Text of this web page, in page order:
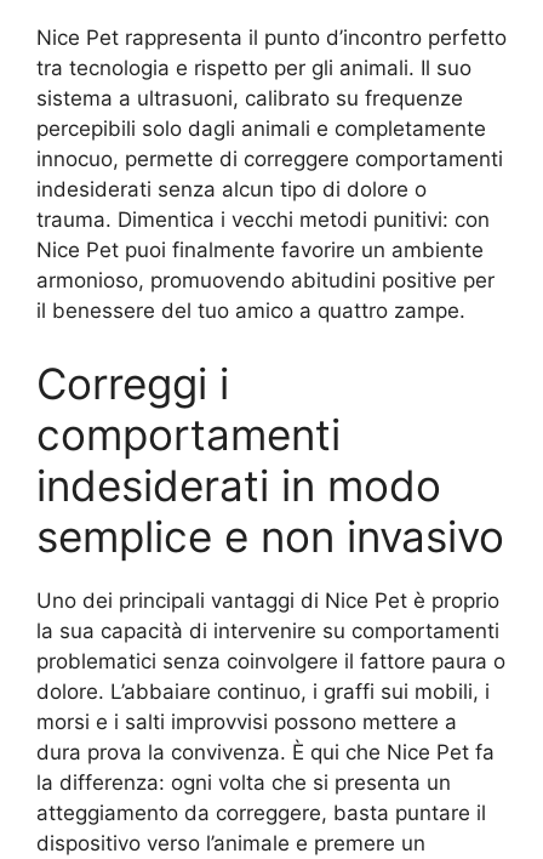
Nice Pet rappresenta il punto d’incontro perfetto
tra tecnologia e rispetto per gli animali. Il suo
sistema a ultrasuoni, calibrato su frequenze
percepibili solo dagli animali e completamente
innocuo, permette di correggere comportamenti
indesiderati senza alcun tipo di dolore o
trauma. Dimentica i vecchi metodi punitivi: con
Nice Pet puoi finalmente favorire un ambiente
armonioso, promuovendo abitudini positive per
il benessere del tuo amico a quattro zampe.
Correggi i
comportamenti
indesiderati in modo
semplice e non invasivo
Uno dei principali vantaggi di Nice Pet è proprio
la sua capacità di intervenire su comportamenti
problematici senza coinvolgere il fattore paura o
dolore. L’abbaiare continuo, i graffi sui mobili, i
morsi e i salti improvvisi possono mettere a
dura prova la convivenza. È qui che Nice Pet fa
la differenza: ogni volta che si presenta un
atteggiamento da correggere, basta puntare il
dispositivo verso l’animale e premere un